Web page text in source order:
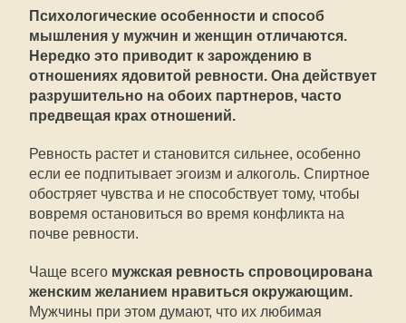
Психологические особенности и способ
мышления у мужчин и женщин отличаются.
Нередко это приводит к зарождению в
отношениях ядовитой ревности. Она действует
разрушительно на обоих партнеров, часто
предвещая крах отношений.
Ревность растет и становится сильнее, особенно
если ее подпитывает эгоизм и алкоголь. Спиртное
обостряет чувства и не способствует тому, чтобы
вовремя остановиться во время конфликта на
почве ревности.
Чаще всего мужская ревность спровоцирована
женским желанием нравиться окружающим.
Мужчины при этом думают, что их любимая